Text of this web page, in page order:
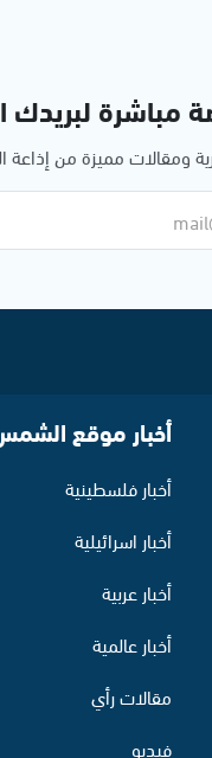
مباشرة لبريدك
ومقالات مميزة من
أخبار موقع
أخبار فلسطينية
أخبار اسرائيلية
أخبار عربية
أخبار عالمية
مقالات رأي
فيديو